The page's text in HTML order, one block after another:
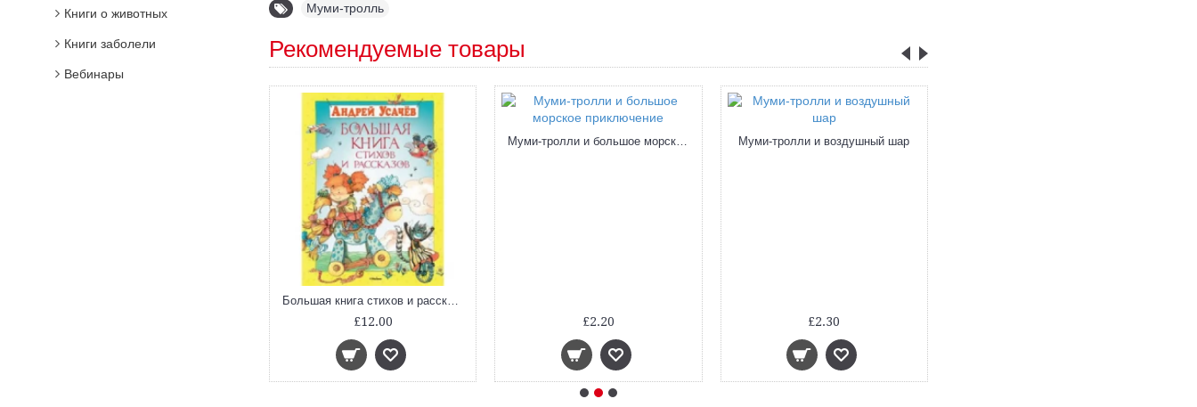
Книги о животных
Книги заболели
Вебинары
Муми-тролль
Рекомендуемые товары
Большая книга стихов и рассказов (Андрей Усачев)
£12.00
Муми-тролли и большое морское приключение
£2.20
Муми-тролли и воздушный шар
£2.30